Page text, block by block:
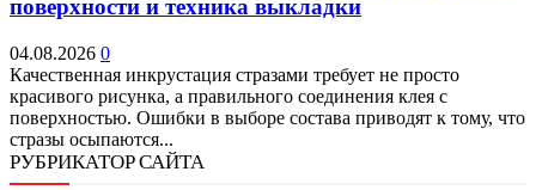
поверхности и техника выкладки
04.08.2026 0
Качественная инкрустация стразами требует не просто
красивого рисунка, а правильного соединения клея с
поверхностью. Ошибки в выборе состава приводят к тому, что
стразы осыпаются...
РУБРИКАТОР САЙТА